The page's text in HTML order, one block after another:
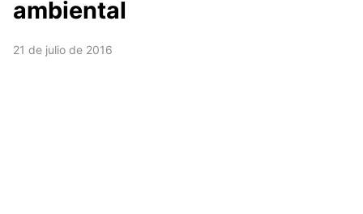
ambiental
21 de julio de 2016